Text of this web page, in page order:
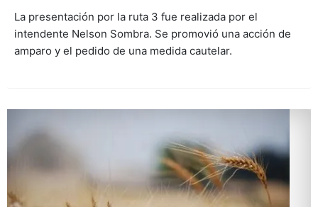
La presentación por la ruta 3 fue realizada por el
intendente Nelson Sombra. Se promovió una acción de
amparo y el pedido de una medida cautelar.